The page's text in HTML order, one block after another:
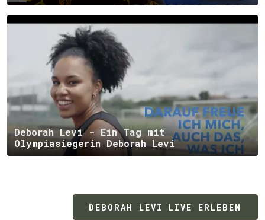
Deborah Levi - Ein Tag mit
Olympiasiegerin Deborah Levi
DEBORAH LEVI LIVE ERLEBEN